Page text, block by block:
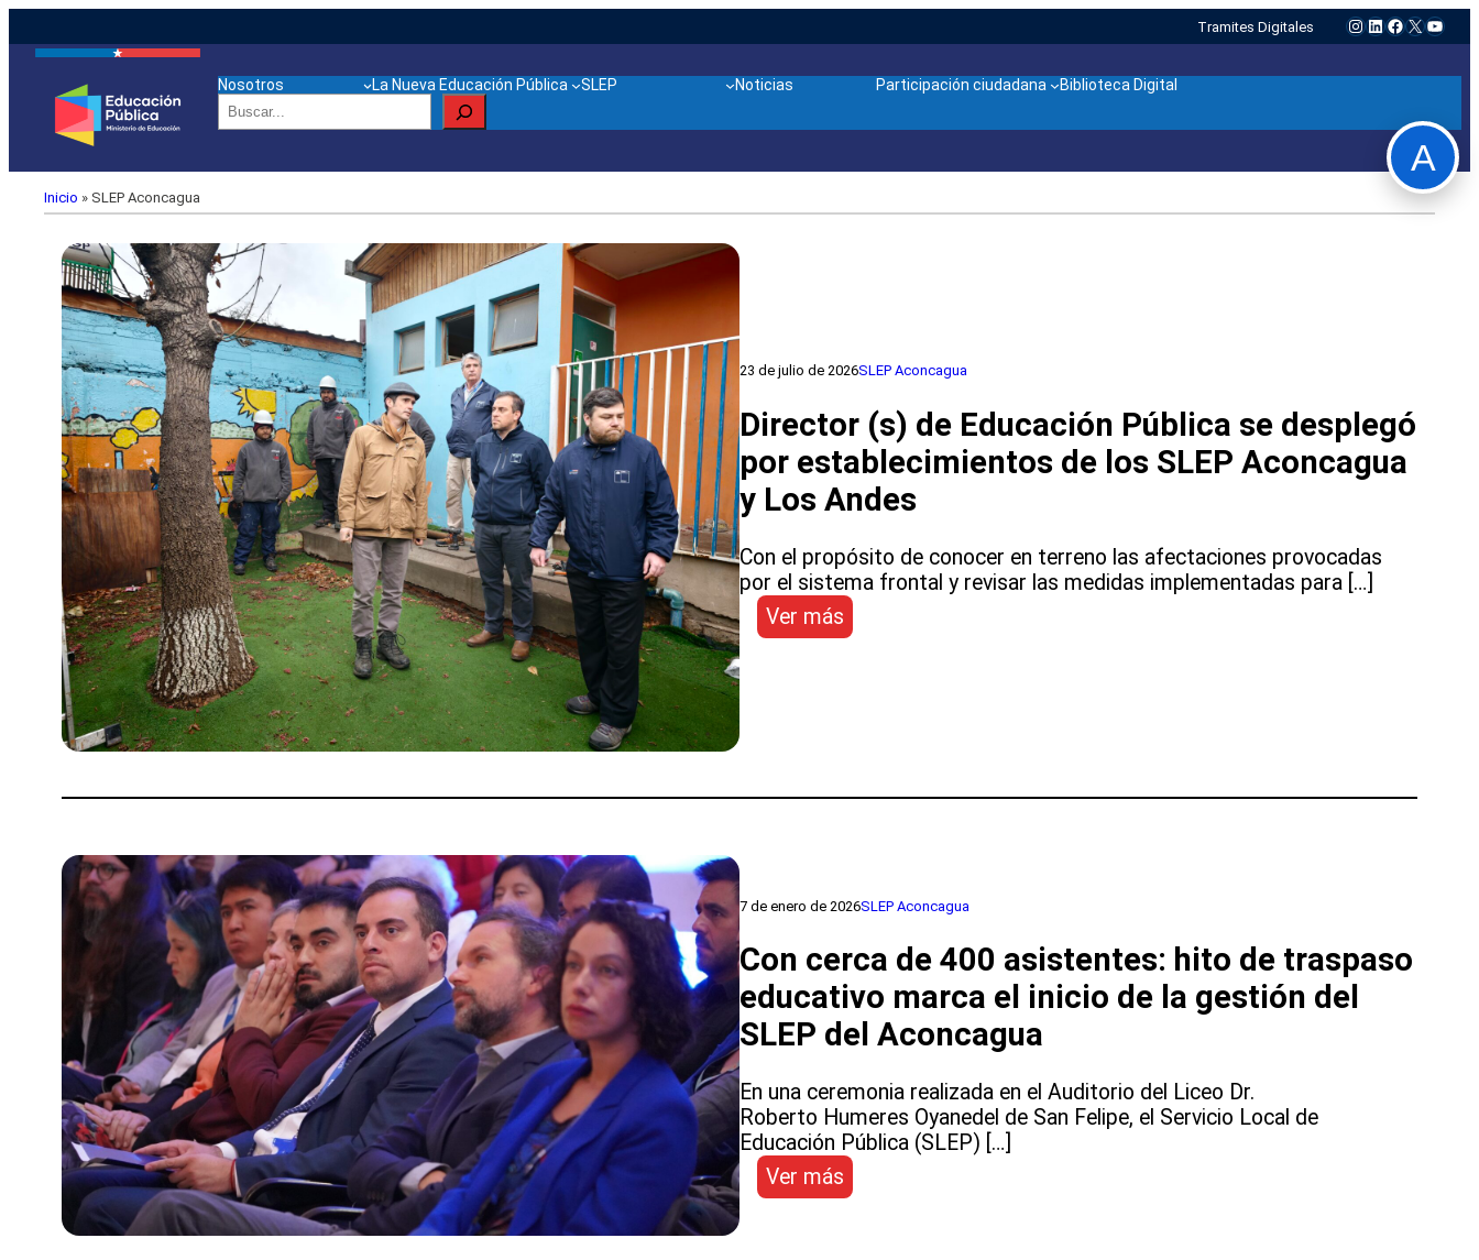
Tramites Digitales Instagram
LinkedIn
Facebook
X
Nosotros La Nueva Educación Pública SLEP Noticias Participación ciudadana
Biblioteca Digital
Buscar
Inicio » SLEP Aconcagua
23 de julio de 2026SLEP Aconcagua
Director (s) de Educación Pública se desplegó
por establecimientos de los SLEP Aconcagua
y Los Andes
Con el propósito de conocer en terreno las afectaciones provocadas
por el sistema frontal y revisar las medidas implementadas para […]
Ver más
Director
desplegó
SLEP
Aconcagua
y
Los
Andes
7 de enero de 2026SLEP Aconcagua
Con cerca de 400 asistentes: hito de traspaso
educativo marca el inicio de la gestión del
SLEP del Aconcagua
En una ceremonia realizada en el Auditorio del Liceo Dr.
Roberto Humeres Oyanedel de San Felipe, el Servicio Local de
Educación Pública (SLEP) […]
Ver más
Con
A